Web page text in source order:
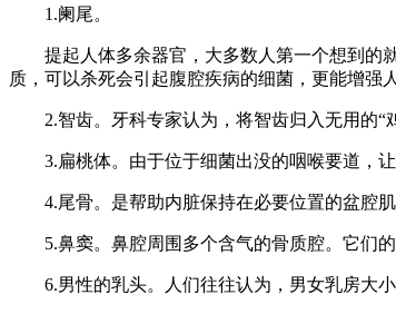
1.阑尾。
提起人体多余器官，大多数人第一个想到的就
质，可以杀死会引起腹腔疾病的细菌，更能增强
2.智齿。牙科专家认为，将智齿归入无用的“鸡
3.扁桃体。由于位于细菌出没的咽喉要道，让
4.尾骨。是帮助内脏保持在必要位置的盆腔肌
5.鼻窦。鼻腔周围多个含气的骨质腔。它们的
6.男性的乳头。人们往往认为，男女乳房大小